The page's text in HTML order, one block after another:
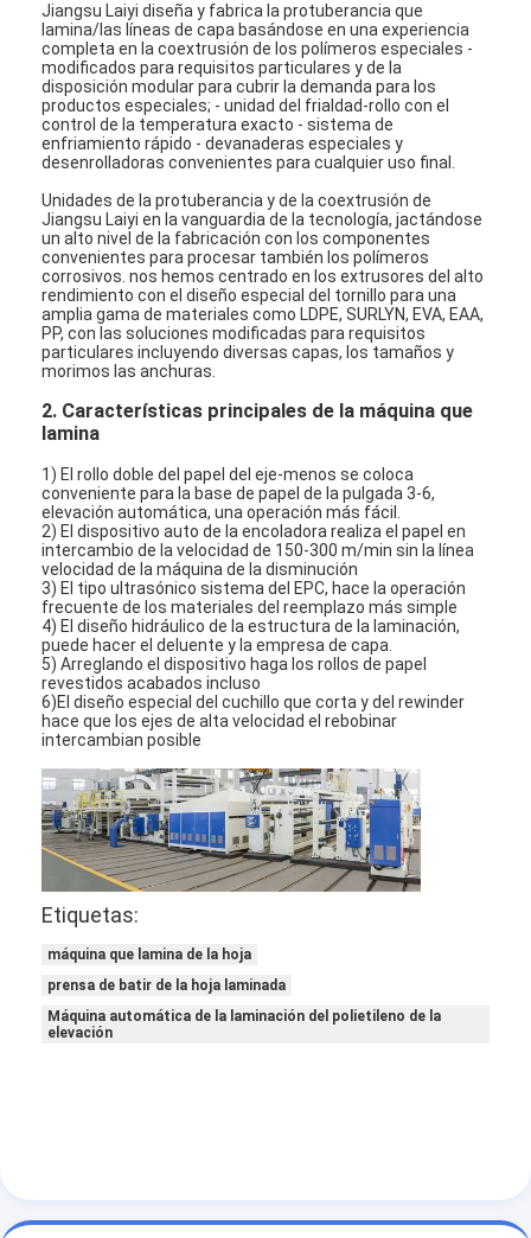
Jiangsu Laiyi diseña y fabrica la protuberancia que
lamina/las líneas de capa basándose en una experiencia
completa en la coextrusión de los polímeros especiales -
modificados para requisitos particulares y de la
disposición modular para cubrir la demanda para los
productos especiales; - unidad del frialdad-rollo con el
control de la temperatura exacto - sistema de
enfriamiento rápido - devanaderas especiales y
desenrolladoras convenientes para cualquier uso final.
Unidades de la protuberancia y de la coextrusión de
Jiangsu Laiyi en la vanguardia de la tecnología, jactándose
un alto nivel de la fabricación con los componentes
convenientes para procesar también los polímeros
corrosivos. nos hemos centrado en los extrusores del alto
rendimiento con el diseño especial del tornillo para una
amplia gama de materiales como LDPE, SURLYN, EVA, EAA,
PP, con las soluciones modificadas para requisitos
particulares incluyendo diversas capas, los tamaños y
morimos las anchuras.
2. Características principales de la máquina que
lamina
1) El rollo doble del papel del eje-menos se coloca
conveniente para la base de papel de la pulgada 3-6,
elevación automática, una operación más fácil.
2) El dispositivo auto de la encoladora realiza el papel en
intercambio de la velocidad de 150-300 m/min sin la línea
velocidad de la máquina de la disminución
3) El tipo ultrasónico sistema del EPC, hace la operación
frecuente de los materiales del reemplazo más simple
4) El diseño hidráulico de la estructura de la laminación,
puede hacer el deluente y la empresa de capa.
5) Arreglando el dispositivo haga los rollos de papel
revestidos acabados incluso
6)El diseño especial del cuchillo que corta y del rewinder
hace que los ejes de alta velocidad el rebobinar
intercambian posible
Etiquetas:
máquina que lamina de la hoja
prensa de batir de la hoja laminada
Máquina automática de la laminación del polietileno de la
elevación